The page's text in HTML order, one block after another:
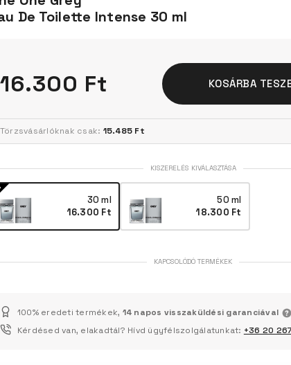
De Toilette Intense 30 ml
16.300 Ft KOSÁRBA
Törzsvásárlóknak csak: 15.485 Ft
KISZERELÉS KIVÁLASZTÁSA
30 ml
16.300 Ft
50 ml
18.300 Ft
KAPCSOLÓDÓ TERMÉKEK
100% eredeti termékek, 14 napos visszaküldési garanciával
Kérdésed van, elakadtál? Hívd ügyfélszolgálatunkat: +36 20